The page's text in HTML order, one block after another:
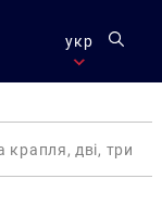
укр
крапля, дві, три…